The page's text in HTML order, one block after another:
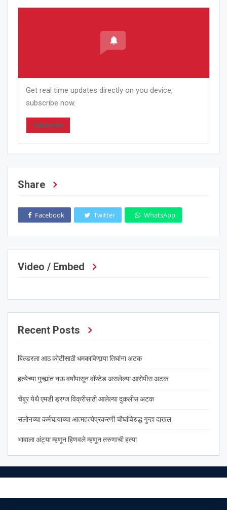
Get real time updates directly on you device,
subscribe now.
Subscribe
Share
Facebook Twitter WhatsApp
Video / Embed
Recent Posts
बिल्डरला आठ कोटीसाठी धमकाविणार्‍या तिघांना अटक
हत्येच्या गुन्ह्यांत नऊ वर्षांपासून वॉण्टेड असलेल्या आरोपीस अटक
चेंबूर येथै एमडी ड्रग्ज विक्रीसाठी आलेल्या दुकलीस अटक
सलोनच्या कर्मचार्‍याच्या आत्महत्येप्रकरणी चौघांविरुद्ध गुन्हा दाखल
भावाला अंट्या म्हणून हिणवले म्हणून तरुणाची हत्या